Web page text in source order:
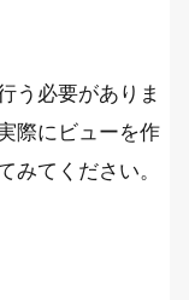
う必要がありま
際にビューを作
みてください。